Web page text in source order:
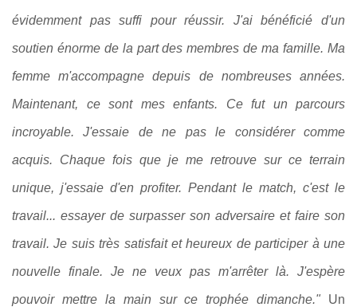
évidemment pas suffi pour réussir. J'ai bénéficié d'un
soutien énorme de la part des membres de ma famille. Ma
femme m'accompagne depuis de nombreuses années.
Maintenant, ce sont mes enfants. Ce fut un parcours
incroyable. J'essaie de ne pas le considérer comme
acquis. Chaque fois que je me retrouve sur ce terrain
unique, j'essaie d'en profiter. Pendant le match, c'est le
travail... essayer de surpasser son adversaire et faire son
travail. Je suis très satisfait et heureux de participer à une
nouvelle finale. Je ne veux pas m'arrêter là. J'espère
pouvoir mettre la main sur ce trophée dimanche." Un